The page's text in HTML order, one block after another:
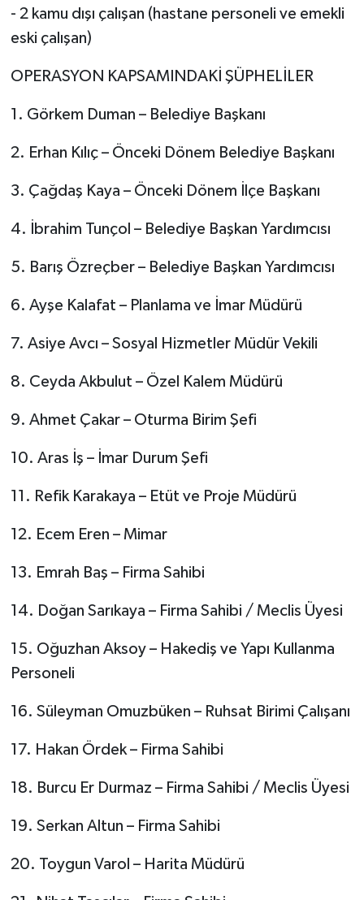
- 2 kamu dışı çalışan (hastane personeli ve emekli
eski çalışan)
OPERASYON KAPSAMINDAKİ ŞÜPHELİLER
1. Görkem Duman – Belediye Başkanı
2. Erhan Kılıç – Önceki Dönem Belediye Başkanı
3. Çağdaş Kaya – Önceki Dönem İlçe Başkanı
4. İbrahim Tunçol – Belediye Başkan Yardımcısı
5. Barış Özreçber – Belediye Başkan Yardımcısı
6. Ayşe Kalafat – Planlama ve İmar Müdürü
7. Asiye Avcı – Sosyal Hizmetler Müdür Vekili
8. Ceyda Akbulut – Özel Kalem Müdürü
9. Ahmet Çakar – Oturma Birim Şefi
10. Aras İş – İmar Durum Şefi
11. Refik Karakaya – Etüt ve Proje Müdürü
12. Ecem Eren – Mimar
13. Emrah Baş – Firma Sahibi
14. Doğan Sarıkaya – Firma Sahibi / Meclis Üyesi
15. Oğuzhan Aksoy – Hakediş ve Yapı Kullanma
Personeli
16. Süleyman Omuzbüken – Ruhsat Birimi Çalışanı
17. Hakan Ördek – Firma Sahibi
18. Burcu Er Durmaz – Firma Sahibi / Meclis Üyesi
19. Serkan Altun – Firma Sahibi
20. Toygun Varol – Harita Müdürü